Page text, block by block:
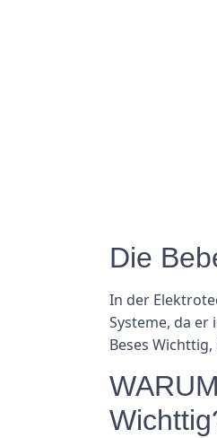
Die
In der
Systeme, da er
Beses